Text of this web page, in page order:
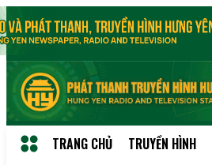
TRANG CHỦ TRUYỀN HÌNH